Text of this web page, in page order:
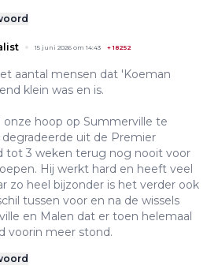
15 juni 2026 om 14:43 +18252
aantal mensen dat 'Koeman
klein was en is.
onze hoop op Summerville te
degradeerde uit de Premier
tot 3 weken terug nog nooit voor
Hij werkt hard en heeft veel
zo heel bijzonder is het verder ook
tussen voor en na de wissels
en Malen dat er toen helemaal
voorin meer stond.